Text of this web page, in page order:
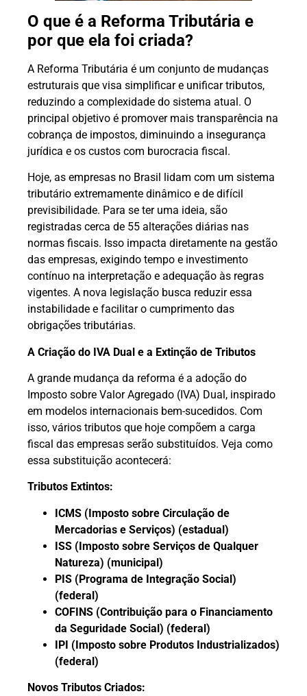
O que é a Reforma Tributária e
por que ela foi criada?
A Reforma Tributária é um conjunto de mudanças
estruturais que visa simplificar e unificar tributos,
reduzindo a complexidade do sistema atual. O
principal objetivo é promover mais transparência na
cobrança de impostos, diminuindo a insegurança
jurídica e os custos com burocracia fiscal.
Hoje, as empresas no Brasil lidam com um sistema
tributário extremamente dinâmico e de difícil
previsibilidade. Para se ter uma ideia, são
registradas cerca de 55 alterações diárias nas
normas fiscais. Isso impacta diretamente na gestão
das empresas, exigindo tempo e investimento
contínuo na interpretação e adequação às regras
vigentes. A nova legislação busca reduzir essa
instabilidade e facilitar o cumprimento das
obrigações tributárias.
A Criação do IVA Dual e a Extinção de Tributos
A grande mudança da reforma é a adoção do
Imposto sobre Valor Agregado (IVA) Dual, inspirado
em modelos internacionais bem-sucedidos. Com
isso, vários tributos que hoje compõem a carga
fiscal das empresas serão substituídos. Veja como
essa substituição acontecerá:
Tributos Extintos:
ICMS (Imposto sobre Circulação de
Mercadorias e Serviços) (estadual)
ISS (Imposto sobre Serviços de Qualquer
Natureza) (municipal)
PIS (Programa de Integração Social)
(federal)
COFINS (Contribuição para o Financiamento
da Seguridade Social) (federal)
IPI (Imposto sobre Produtos Industrializados)
(federal)
Novos Tributos Criados: